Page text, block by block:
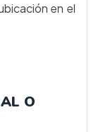
en el
O